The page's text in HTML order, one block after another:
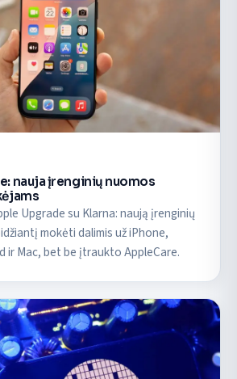
nauja įrenginių nuomos
Upgrade su Klarna: naują įrenginių
mokėti dalimis už iPhone,
ir Mac, bet be įtraukto AppleCare.